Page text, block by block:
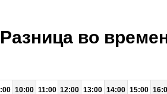
во
10:00 11:00 12:00 13:00 14:00 15:00